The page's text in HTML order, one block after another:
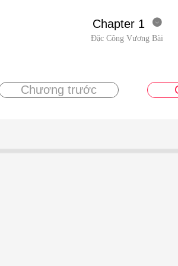
Chapter 1 
Đặc Công Vương Bài
Chương trước